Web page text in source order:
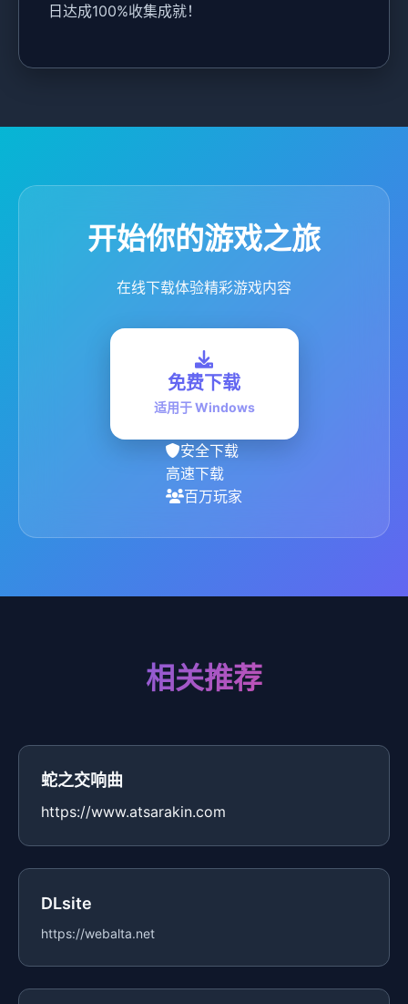
日达成100%收集成就！
开始你的游戏之旅
在线下载体验精彩游戏内容
免费下载
适用于 Windows
安全下载
高速下载
百万玩家
相关推荐
蛇之交响曲
https://www.atsarakin.com
DLsite
https://webalta.net